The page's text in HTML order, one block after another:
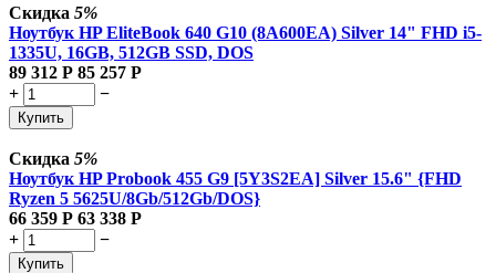
Скидка 5%
Ноутбук HP EliteBook 640 G10 (8A600EA) Silver 14" FHD i5-
1335U, 16GB, 512GB SSD, DOS
89 312 Р 85 257 Р
+
−
Купить
Скидка 5%
Ноутбук HP Probook 455 G9 [5Y3S2EA] Silver 15.6" {FHD
Ryzen 5 5625U/8Gb/512Gb/DOS}
66 359 Р 63 338 Р
+
−
Купить